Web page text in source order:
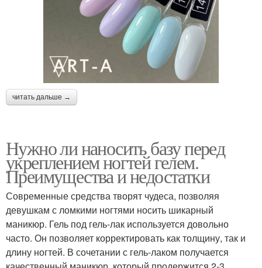
читать дальше →
Нужно ли наносить базу перед
укреплением ногтей гелем.
Преимущества и недостатки
Современные средства творят чудеса, позволяя
девушкам с ломкими ногтями носить шикарный
маникюр. Гель под гель-лак используется довольно
часто. Он позволяет корректировать как толщину, так и
длину ногтей. В сочетании с гель-лаком получается